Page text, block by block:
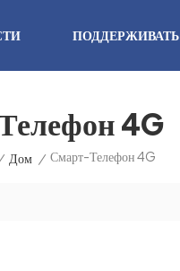
ПОДДЕРЖИВАТЬ
4G
Дом / Смарт-Телефон 4G